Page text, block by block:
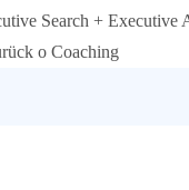
Search +
o Coaching